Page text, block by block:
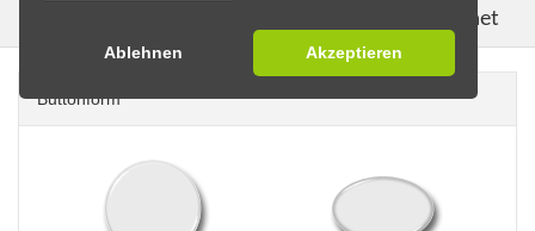
Ablehnen Akzeptieren
Öko-Buttons als Kühlschrankmagnet
Buttonform